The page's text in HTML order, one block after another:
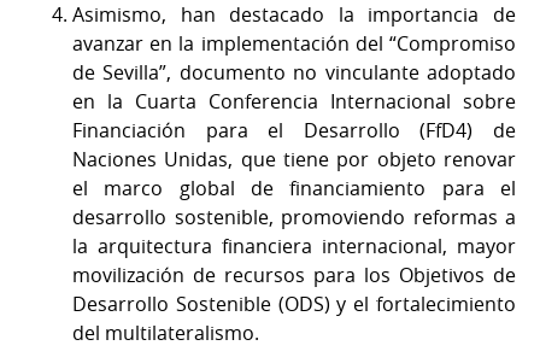
Asimismo, han destacado la importancia de
avanzar en la implementación del “Compromiso
de Sevilla”, documento no vinculante adoptado
en la Cuarta Conferencia Internacional sobre
Financiación para el Desarrollo (FfD4) de
Naciones Unidas, que tiene por objeto renovar
el marco global de financiamiento para el
desarrollo sostenible, promoviendo reformas a
la arquitectura financiera internacional, mayor
movilización de recursos para los Objetivos de
Desarrollo Sostenible (ODS) y el fortalecimiento
del multilateralismo.